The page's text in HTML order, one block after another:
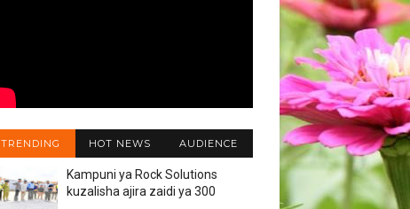
TRENDING HOT NEWS AUDIENCE
Kampuni ya Rock Solutions
kuzalisha ajira zaidi ya 300